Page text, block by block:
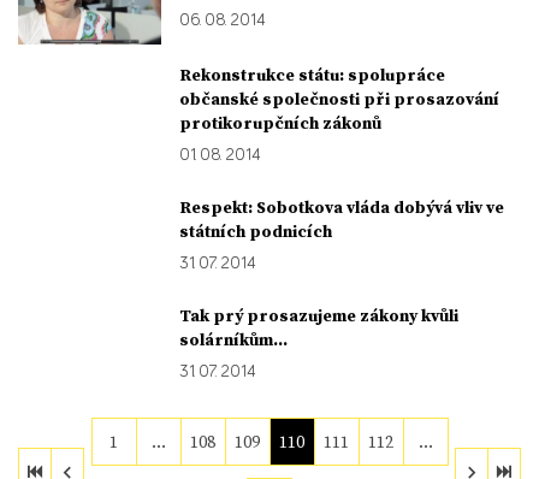
06. 08. 2014
Rekonstrukce státu: spolupráce
občanské společnosti při prosazování
protikorupčních zákonů
01. 08. 2014
Respekt: Sobotkova vláda dobývá vliv ve
státních podnicích
31. 07. 2014
Tak prý prosazujeme zákony kvůli
solárníkům...
31. 07. 2014
1 … 108 109 110 111 112 …